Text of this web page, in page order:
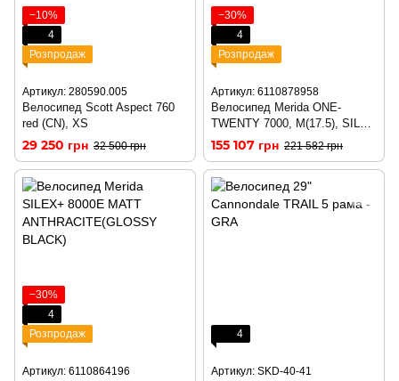
−10%
4
Розпродаж
Артикул: 280590.005
Велосипед Scott Aspect 760
red (CN), XS
29 250 грн 32 500 грн
−30%
4
Розпродаж
Артикул: 6110878958
Велосипед Merida ONE-
TWENTY 7000, M(17.5), SILK
GREEN/LIME
155 107 грн 221 582 грн
−30%
4
Розпродаж
Артикул: 6110864196
4
Артикул: SKD-40-41